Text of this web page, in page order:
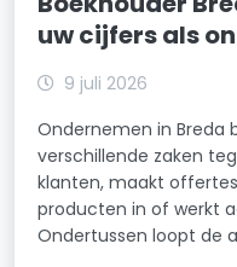
uw cijfers als
9 juli 2026
Ondernemen in Breda
verschillende zaken
klanten, maakt
producten in of werkt
Ondertussen loopt de